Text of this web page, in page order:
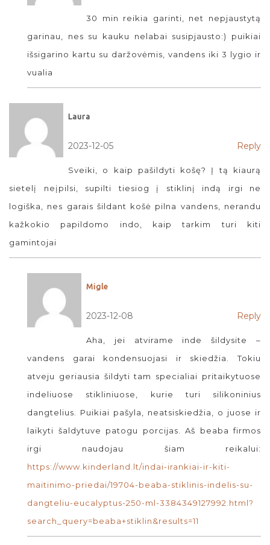
30 min reikia garinti, net nepjaustytą
garinau, nes su kauku nelabai susipjausto:) puikiai
išsigarino kartu su daržovėmis, vandens iki 3 lygio ir
vualia
Laura
2023-12-05 Reply
Sveiki, o kaip pašildyti košę? Į tą kiaurą
sietelį neįpilsi, supilti tiesiog į stiklinį indą irgi ne
logiška, nes garais šildant košė pilna vandens, nerandu
kažkokio papildomo indo, kaip tarkim turi kiti
gamintojai
Migle
2023-12-08 Reply
Aha, jei atvirame inde šildysite –
vandens garai kondensuojasi ir skiedžia. Tokiu
atveju geriausia šildyti tam specialiai pritaikytuose
indeliuose stikliniuose, kurie turi silikoninius
dangtelius. Puikiai pašyla, neatsiskiedžia, o juose ir
laikyti šaldytuve patogu porcijas. Aš beaba firmos
irgi naudojau šiam reikalui:
https://www.kinderland.lt/indai-irankiai-ir-kiti-
maitinimo-priedai/19704-beaba-stiklinis-indelis-su-
dangteliu-eucalyptus-250-ml-3384349127992.html?
search_query=beaba+stiklin&results=11